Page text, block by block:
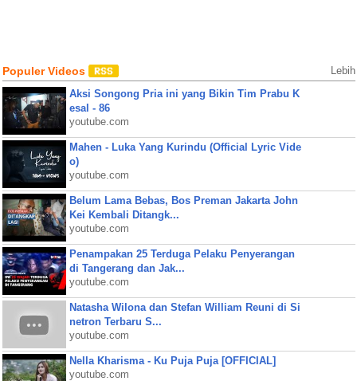
Populer Videos Lebih
Aksi Songong Pria ini yang Bikin Tim Prabu K
esal - 86
youtube.com
Mahen - Luka Yang Kurindu (Official Lyric Vide
o)
youtube.com
Belum Lama Bebas, Bos Preman Jakarta John
Kei Kembali Ditangk...
youtube.com
Penampakan 25 Terduga Pelaku Penyerangan
di Tangerang dan Jak...
youtube.com
Natasha Wilona dan Stefan William Reuni di Si
netron Terbaru S...
youtube.com
Nella Kharisma - Ku Puja Puja [OFFICIAL]
youtube.com